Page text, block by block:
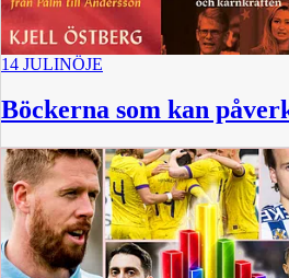
14 JULINÖJE
Böckerna som kan